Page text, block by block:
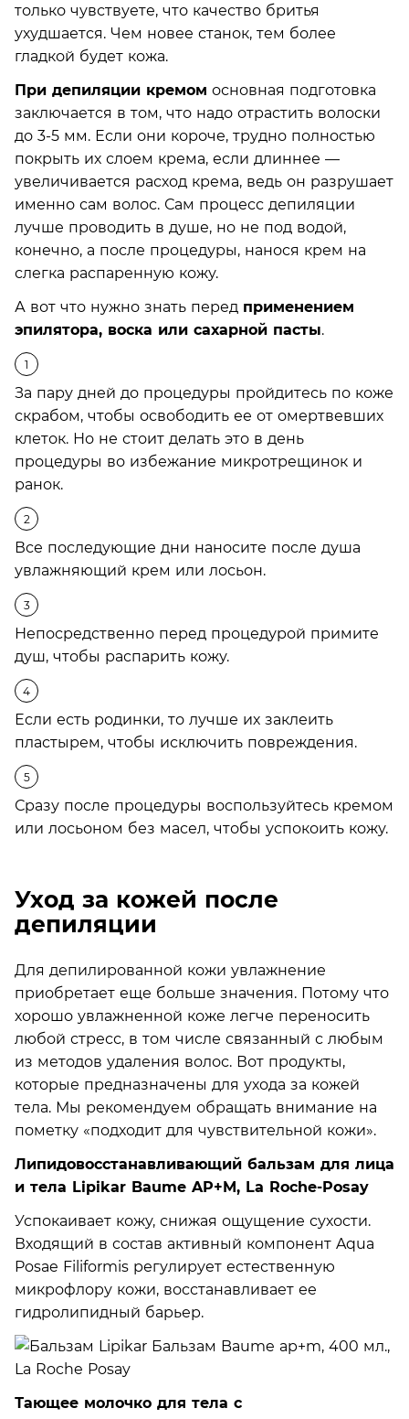
только чувствуете, что качество бритья
ухудшается. Чем новее станок, тем более
гладкой будет кожа.
При депиляции кремом основная подготовка
заключается в том, что надо отрастить волоски
до 3-5 мм. Если они короче, трудно полностью
покрыть их слоем крема, если длиннее —
увеличивается расход крема, ведь он разрушает
именно сам волос. Сам процесс депиляции
лучше проводить в душе, но не под водой,
конечно, а после процедуры, нанося крем на
слегка распаренную кожу.
А вот что нужно знать перед применением
эпилятора, воска или сахарной пасты.
За пару дней до процедуры пройдитесь по коже
скрабом, чтобы освободить ее от омертвевших
клеток. Но не стоит делать это в день
процедуры во избежание микротрещинок и
ранок.
Все последующие дни наносите после душа
увлажняющий крем или лосьон.
Непосредственно перед процедурой примите
душ, чтобы распарить кожу.
Если есть родинки, то лучше их заклеить
пластырем, чтобы исключить повреждения.
Сразу после процедуры воспользуйтесь кремом
или лосьоном без масел, чтобы успокоить кожу.
Уход за кожей после
депиляции
Для депилированной кожи увлажнение
приобретает еще больше значения. Потому что
хорошо увлажненной коже легче переносить
любой стресс, в том числе связанный с любым
из методов удаления волос. Вот продукты,
которые предназначены для ухода за кожей
тела. Мы рекомендуем обращать внимание на
пометку «подходит для чувствительной кожи».
Липидовосстанавливающий бальзам для лица
и тела Lipikar Baume AP+M, La Roche-Posay
Успокаивает кожу, снижая ощущение сухости.
Входящий в состав активный компонент Aqua
Posae Filiformis регулирует естественную
микрофлору кожи, восстанавливает ее
гидролипидный барьер.
Тающее молочко для тела с